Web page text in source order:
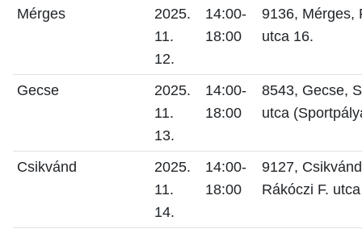
Mérges
2025.
11.
12.
14:00-
18:00
9136, Mérges,
utca 16.
Gecse
2025.
11.
13.
14:00-
18:00
8543, Gecse,
utca
Csikvánd
2025.
11.
14.
14:00-
18:00
9127,
Rákóczi F.